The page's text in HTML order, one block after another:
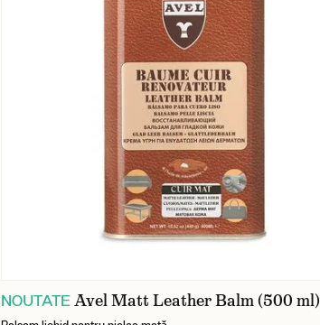
NOUTATEAvel Matt Leather Balm (500 ml)